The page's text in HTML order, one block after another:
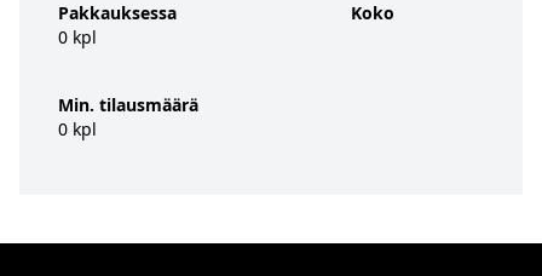
Pakkauksessa
0 kpl
Min. tilausmäärä
0 kpl
Koko